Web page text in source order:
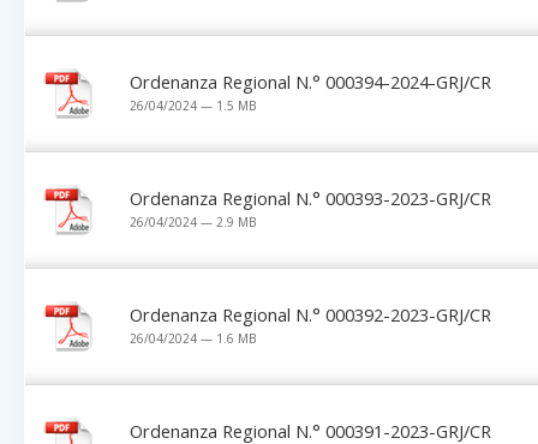
Ordenanza Regional N.° 000394-2024-GRJ/CR
26/04/2024 — 1.5 MB
Ordenanza Regional N.° 000393-2023-GRJ/CR
26/04/2024 — 2.9 MB
Ordenanza Regional N.° 000392-2023-GRJ/CR
26/04/2024 — 1.6 MB
Ordenanza Regional N.° 000391-2023-GRJ/CR